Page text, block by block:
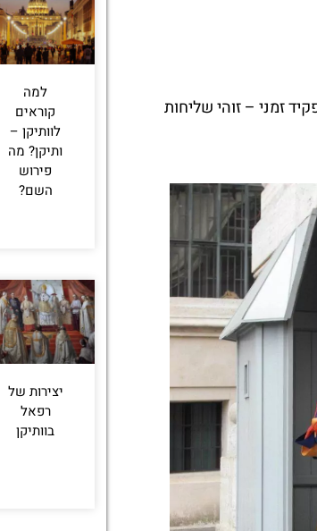
זמני – זוהי שליחות
למה
קוראים
לוותיקן –
ותיקן? מה
פירוש
השם?
יצירות של
רפאל
בוותיקן